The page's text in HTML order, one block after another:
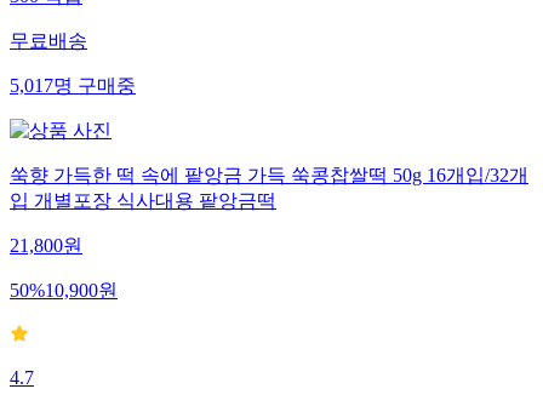
무료배송
5,017명구매중
쑥향 가득한 떡 속에 팥앙금 가득 쑥콩찹쌀떡 50g 16개입/32개
입 개별포장 식사대용 팥앙금떡
21,800원
50%10,900원
4.7